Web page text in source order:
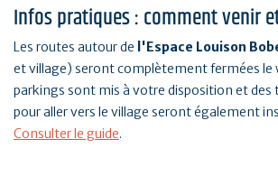
Infos pratiques : comment venir
Les routes autour de l'Espace Louison
et village) seront complètement fermées le
parkings sont mis à votre disposition et des
pour aller vers le village seront également
Consulter le guide.